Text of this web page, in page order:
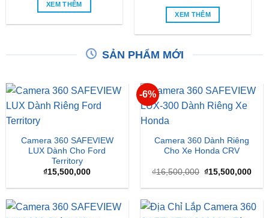
XEM THÊM
XEM THÊM
SẢN PHẨM MỚI
Camera 360 SAFEVIEW
LUX Dành Cho Ford
Territory
₫15,500,000
-6%
Camera 360 Dành Riêng
Cho Xe Honda CRV
₫16,500,000 Giá
là:
₫15,500,000Giá
tại